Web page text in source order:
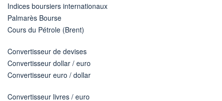
PROCHAIN
-
ÉLIGIBILITÉ
Indices boursiers internationaux
Palmarès Bourse
Cours du Pétrole (Brent)
Convertisseur de devises
Convertisseur dollar / euro
Convertisseur euro / dollar
Convertisseur livres / euro